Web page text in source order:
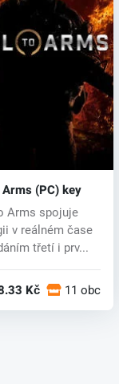
(PC) key
Arms spojuje
v reálném čase
třetí i prv...
Kč 11